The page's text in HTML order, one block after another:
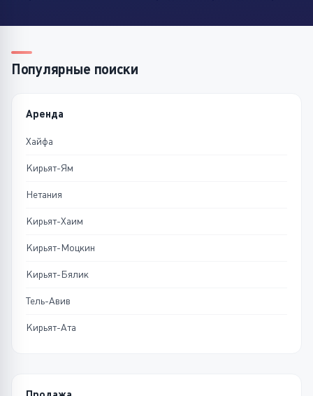
Популярные поиски
Аренда
Хайфа
Кирьят-Ям
Нетания
Кирьят-Хаим
Кирьят-Моцкин
Кирьят-Бялик
Тель-Авив
Кирьят-Ата